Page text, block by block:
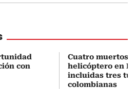
con
Cuatro muertos
helicóptero en
incluidas tres
colombianas